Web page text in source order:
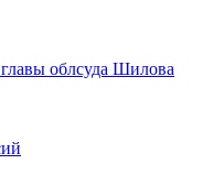
облсуда Шилова